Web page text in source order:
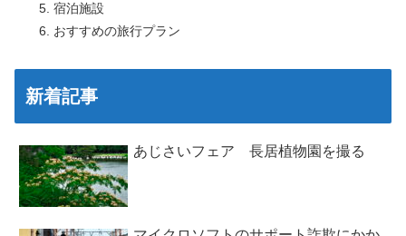
宿泊施設
おすすめの旅行プラン
新着記事
あじさいフェア 長居植物園を撮る